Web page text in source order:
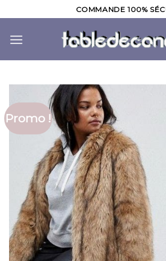
to
content
COMMANDE 100%
Promo !